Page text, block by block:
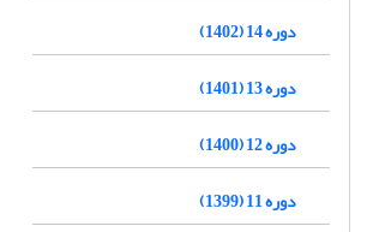
دوره 14 (1402)
دوره 13 (1401)
دوره 12 (1400)
دوره 11 (1399)